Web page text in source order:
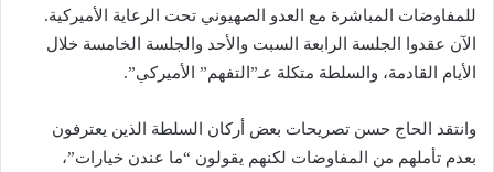
للمفاوضات المباشرة مع العدو الصهيوني تحت الرعاية الأميركية.
الآن عقدوا الجلسة الرابعة السبت والأحد والجلسة الخامسة خلال
الأيام القادمة، والسلطة متكلة عـ”التفهم” الأميركي”.
وانتقد الحاج حسن تصريحات بعض أركان السلطة الذين يعترفون
بعدم تأملهم من المفاوضات لكنهم يقولون “ما عندن خيارات”،